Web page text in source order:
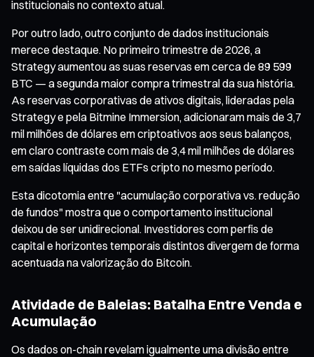
institucionais no contexto atual.
Por outro lado, outro conjunto de dados institucionais
merece destaque. No primeiro trimestre de 2026, a
Strategy aumentou as suas reservas em cerca de 89 599
BTC — a segunda maior compra trimestral da sua história.
As reservas corporativas de ativos digitais, lideradas pela
Strategy e pela Bitmine Immersion, adicionaram mais de 3,7
mil milhões de dólares em criptoativos aos seus balanços,
em claro contraste com mais de 3,4 mil milhões de dólares
em saídas líquidas dos ETFs cripto no mesmo período.
Esta dicotomia entre "acumulação corporativa vs. redução
de fundos" mostra que o comportamento institucional
deixou de ser unidirecional. Investidores com perfis de
capital e horizontes temporais distintos divergem de forma
acentuada na valorização do Bitcoin.
Atividade de Baleias: Batalha Entre Venda e
Acumulação
Os dados on-chain revelam igualmente uma divisão entre